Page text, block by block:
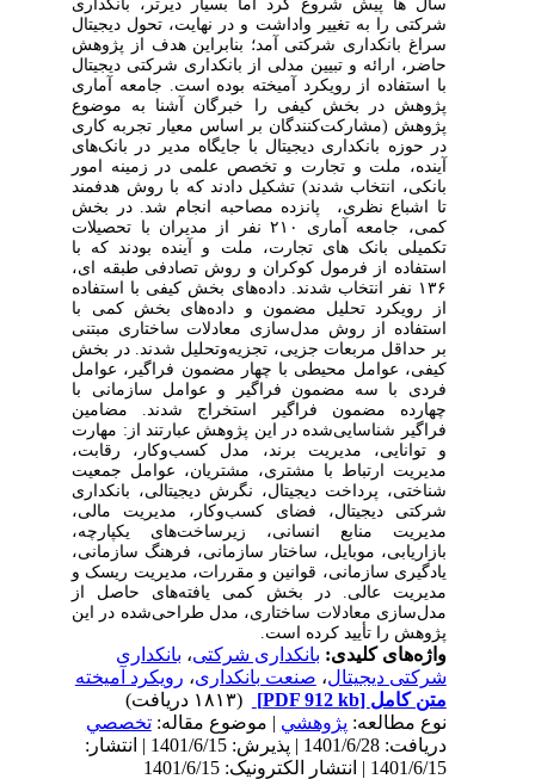
سال ها پیش شروع کرد اما بسیار دیرتر، بانکداری
شرکتی را به تغییر واداشت و در نهایت، تحول دیجیتال
سراغ بانکداری شرکتی آمد؛ بنابراین هدف از پژوهش
حاضر، ارائه و تبیین مدلی از بانکداری شرکتی دیجیتال
با استفاده از رویکرد آمیخته بوده است. جامعه آماری
پژوهش در بخش کیفی را خبرگان آشنا به موضوع
پژوهش (مشارکت‌کنندگان بر اساس معیار تجربه کاری
در حوزه بانکداری دیجیتال با جایگاه مدیر در بانک‌های
آینده، ملت و تجارت و تخصص علمی در زمینه امور
بانکی، انتخاب شدند) تشکیل دادند که با روش هدفمند
تا اشباع نظری، پانزده مصاحبه انجام شد. در بخش
کمی، جامعه آماری ۲۱۰ نفر از مدیران با تحصیلات
تکمیلی بانک های تجارت، ملت و آینده بودند که با
استفاده از فرمول کوکران و روش تصادفی طبقه ای،
۱۳۶ نفر انتخاب شدند. داده‌های بخش کیفی با استفاده
از رویکرد تحلیل مضمون و داده‌های بخش کمی با
استفاده از روش مدل‌سازی معادلات ساختاری مبتنی
بر حداقل مربعات جزیی، تجزیه‌وتحلیل شدند. در بخش
کیفی، عوامل محیطی با چهار مضمون فراگیر، عوامل
فردی با سه مضمون فراگیر و عوامل سازمانی با
چهارده مضمون فراگیر استخراج شدند. مضامین
فراگیر شناسایی‌شده در این پژوهش عبارتند از: مهارت
و توانایی، مدیریت برند، مدل کسب‌وکار، رقابت،
مدیریت ارتباط با مشتری، مشتریان، عوامل جمعیت
شناختی، پرداخت دیجیتال، نگرش دیجیتالی، بانکداری
شرکتی دیجیتال، فضای کسب‌وکار، مدیریت مالی،
مدیریت منابع انسانی، زیرساخت‌های یکپارچه،
بازاریابی، موبایل، ساختار سازمانی، فرهنگ ‌سازمانی،
یادگیری سازمانی، قوانین و مقررات، مدیریت ریسک و
مدیریت عالی. در بخش کمی یافته‌های حاصل از
مدل‌سازی معادلات ساختاری، مدل طراحی‌شده در این
پژوهش را تأیید کرده است.
واژه‌های کلیدی:بانکداری شرکتی،بانکداری
شرکتی دیجیتال،صنعت بانکداری،رویکرد آمیخته
متن کامل[PDF 912 kb]
نوع مطالعه:پژوهشي| موضوع مقاله:تخصصي
دریافت: 1401/6/28 | پذیرش: 1401/6/15 | انتشار:
1401/6/15 | انتشار الکترونیک: 1401/6/15